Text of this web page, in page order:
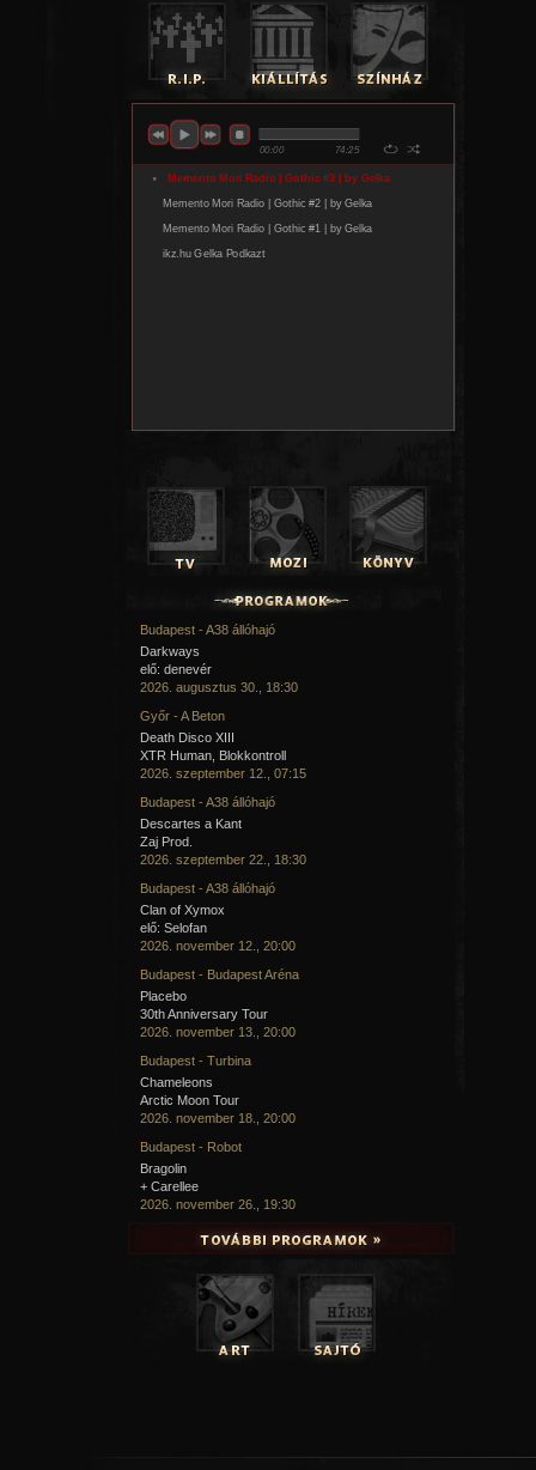
Budapest - A38 állóhajó
Darkways
elő: denevér
2026. augusztus 30., 18:30
Győr - A Beton
Death Disco XIII
XTR Human, Blokkontroll
2026. szeptember 12., 07:15
Budapest - A38 állóhajó
Descartes a Kant
Zaj Prod.
2026. szeptember 22., 18:30
Budapest - A38 állóhajó
Clan of Xymox
elő: Selofan
2026. november 12., 20:00
Budapest - Budapest Aréna
Placebo
30th Anniversary Tour
2026. november 13., 20:00
Budapest - Turbina
Chameleons
Arctic Moon Tour
2026. november 18., 20:00
Budapest - Robot
Bragolin
+ Carellee
2026. november 26., 19:30